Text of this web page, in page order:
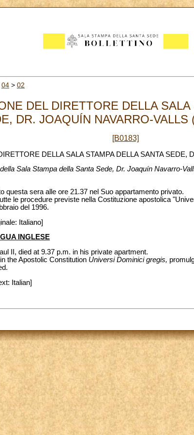
04 > 02
DEL DIRETTORE DELLA SALA
DR. JOAQUÍN NAVARRO-VALLS
[B0183]
DELLA SALA STAMPA DELLA SANTA SEDE,
Sala Stampa della Santa Sede, Dr. Joaquín Navarro-
questa sera alle ore 21.37 nel Suo appartamento privato.
le procedure previste nella Costituzione apostolica
del 1996.
Italiano]
INGLESE
II, died at 9.37 p.m. in his private apartment.
the Apostolic Constitution Universi Dominici gregis,
Italian]